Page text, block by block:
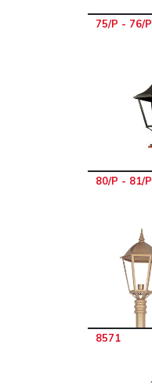
75/P - 76/P
80/P - 81/P
8571